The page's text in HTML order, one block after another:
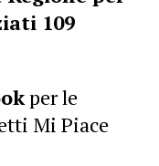
109
per le
Mi Piace